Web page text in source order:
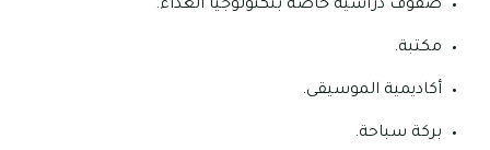
صفوف دراسية خاصة بتكنولوجيا الغذاء.
مكتبة.
أكاديمية الموسيقى.
بركة سباحة.